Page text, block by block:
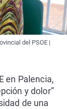
del PSOE |
en Palencia,
y dolor”
de una